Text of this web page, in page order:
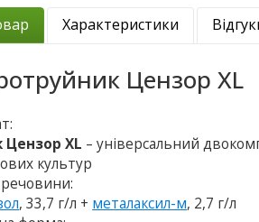
Характеристики
Цензор XL
XL – універсальний
культур
речовини:
, 33,7 г/л + металаксил-м, 2,7 г/л